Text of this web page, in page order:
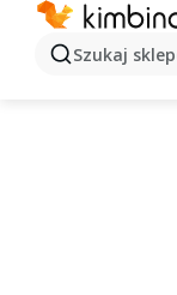
Szukaj